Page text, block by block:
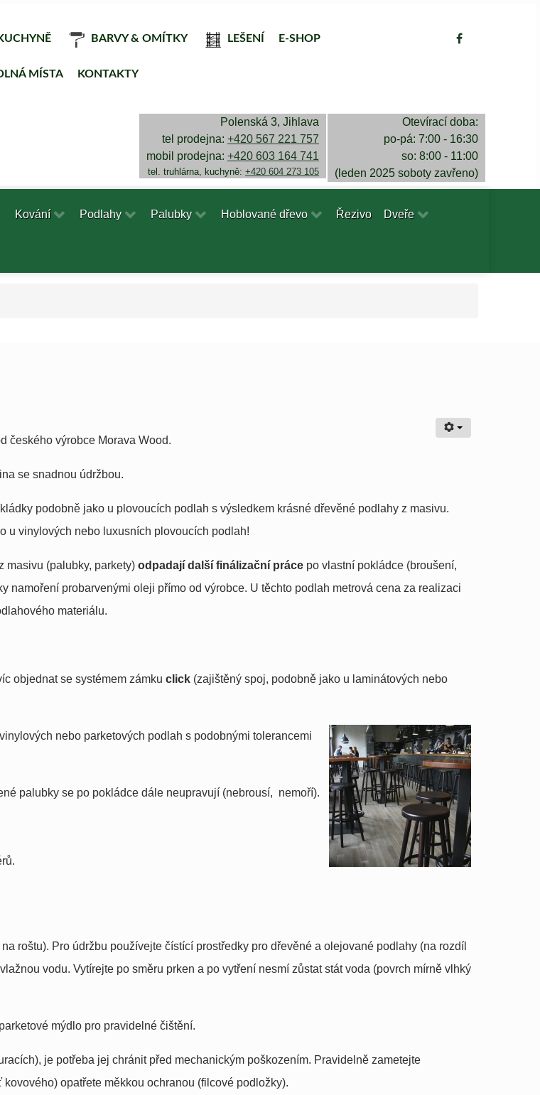
BARVY & OMÍTKY LEŠENÍ E-SHOP
MÍSTA KONTAKTY
Polenská 3, Jihlava
tel prodejna: +420 567 221 757
mobil prodejna: +420 603 164 741
tel. truhlárna, kuchyně: +420 604 273 105
Otevírací doba:
po-pá: 7:00 - 16:30
so: 8:00 - 11:00
(leden 2025 soboty zavřeno)
Kování Podlahy Palubky Hoblované dřevo Řezivo Dveře
českého výrobce Morava Wood.
se snadnou údržbou.
podobně jako u plovoucích podlah s výsledkem krásné dřevěné podlahy z masivu.
u vinylových nebo luxusních plovoucích podlah!
masivu (palubky, parkety) odpadají další finálizační práce po vlastní pokládce (broušení,
namoření probarvenými oleji přímo od výrobce. U těchto podlah metrová cena za realizaci
materiálu.
objednat se systémem zámku click (zajištěný spoj, podobně jako u laminátových nebo
nebo parketových podlah s podobnými tolerancemi
palubky se po pokládce dále neupravují (nebrousí, nemoří).
roštu). Pro údržbu používejte čístící prostředky pro dřevěné a olejované podlahy (na rozdíl
vodu. Vytírejte po směru prken a po vytření nesmí zůstat stát voda (povrch mírně vlhký
mýdlo pro pravidelné čištění.
je potřeba jej chránit před mechanickým poškozením. Pravidelně zametejte
opatřete měkkou ochranou (filcové podložky).